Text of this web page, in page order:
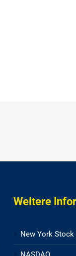
Weitere
New York Stock